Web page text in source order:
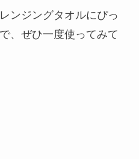
ンジングタオルにぴっ
、ぜひ一度使ってみて